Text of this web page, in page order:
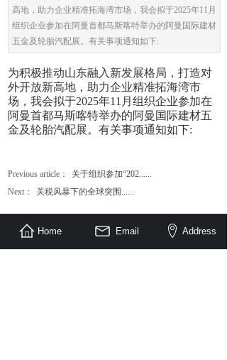
高地，助力企业精准拓海湾市场，我会拟于2025年11月
组织企业参加在阿曼首都马斯喀特举办的阿曼国际建材
五金及轮胎汽配展。有关事项通知如下:
为积极推动山东融入新发展格局，打造对
外开放新高地，助力企业精准拓海湾市
场，我会拟于2025年11月组织企业参加在
阿曼首都马斯喀特举办的阿曼国际建材五
金及轮胎汽配展。有关事项通知如下:
Previous article：
关于组织参加“202......
Next：
关税风暴下的全球突围......
Home Email Address